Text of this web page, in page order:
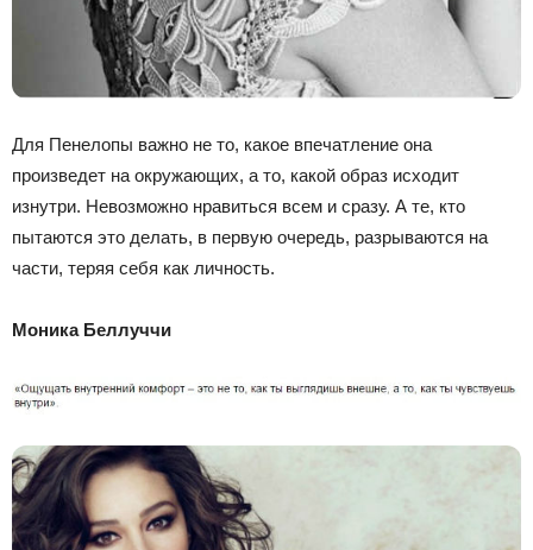
Для Пенелопы важно не то, какое впечатление она
произведет на окружающих, а то, какой образ исходит
изнутри. Невозможно нравиться всем и сразу. А те, кто
пытаются это делать, в первую очередь, разрываются на
части, теряя себя как личность.
Моника Беллуччи